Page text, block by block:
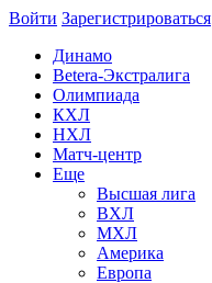
Войти Зарегиcтрироваться
Динамо
Betera-Экстралига
Олимпиада
КХЛ
НХЛ
Матч-центр
Еще
Высшая лига
ВХЛ
МХЛ
Америка
Европа